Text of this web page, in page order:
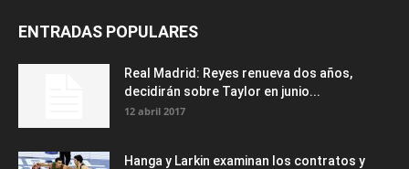
ENTRADAS POPULARES
Real Madrid: Reyes renueva dos años,
decidirán sobre Taylor en junio...
12 abril 2017
Hanga y Larkin examinan los contratos y